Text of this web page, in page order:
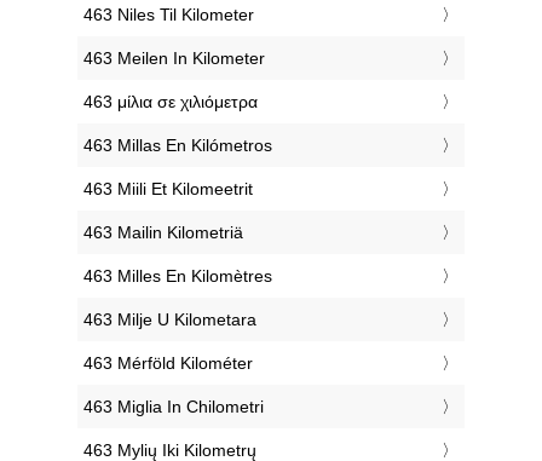
‎463 Niles Til Kilometer
‎463 Meilen In Kilometer
‎463 μίλια σε χιλιόμετρα
‎463 Millas En Kilómetros
‎463 Miili Et Kilomeetrit
‎463 Mailin Kilometriä
‎463 Milles En Kilomètres
‎463 Milje U Kilometara
‎463 Mérföld Kilométer
‎463 Miglia In Chilometri
‎463 Mylių Iki Kilometrų